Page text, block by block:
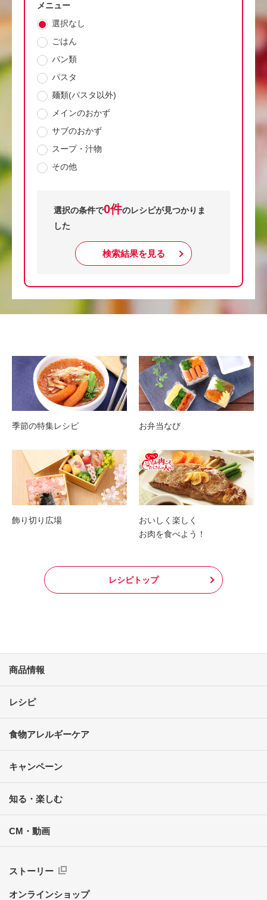
メニュー
選択なし
ごはん
パン類
パスタ
麺類(パスタ以外)
メインのおかず
サブのおかず
スープ・汁物
その他
選択の条件で0件のレシピが見つかりま
した
検索結果を見る
季節の特集レシピ お弁当なび
飾り切り広場
おいしく楽しく
お肉を食べよう！
レシピトップ
商品情報
レシピ
食物アレルギーケア
キャンペーン
知る・楽しむ
CM・動画
ストーリー
オンラインショップ